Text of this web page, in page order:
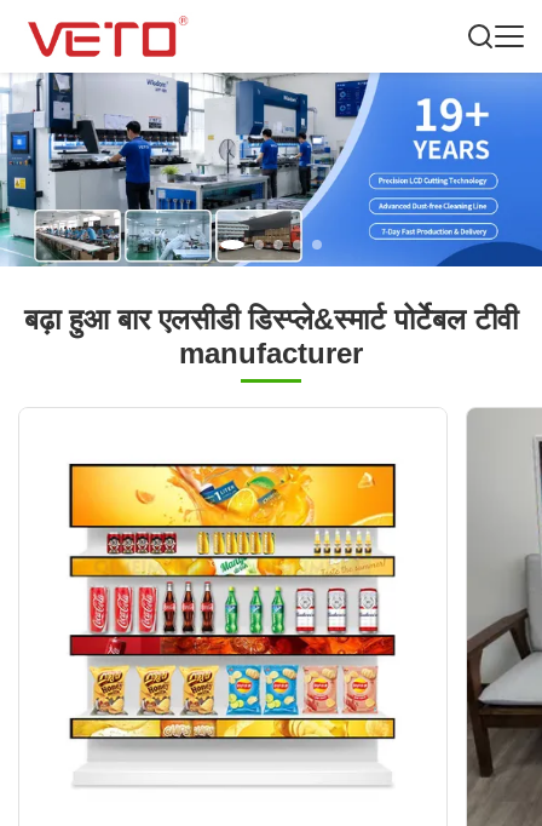
बढ़ा हुआ बार एलसीडी डिस्प्ले&स्मार्ट पोर्टेबल टीवी
manufacturer